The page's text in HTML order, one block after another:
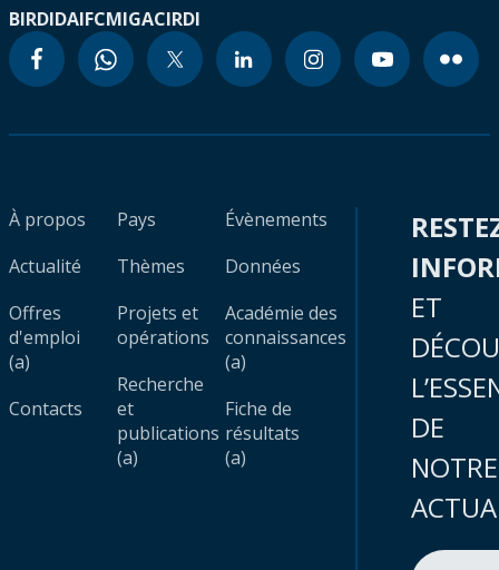
BIRDIDAIFCMIGACIRDI
À propos
Actualité
Offres
d'emploi
(a)
Contacts
Pays
Thèmes
Projets et
opérations
Recherche
et
publications
(a)
Évènements
Données
Académie des
connaissances
(a)
Fiche de
résultats
(a)
ET
DE
NOTRE